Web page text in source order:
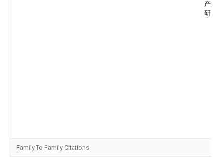
产品
研究
Family To Family Citations